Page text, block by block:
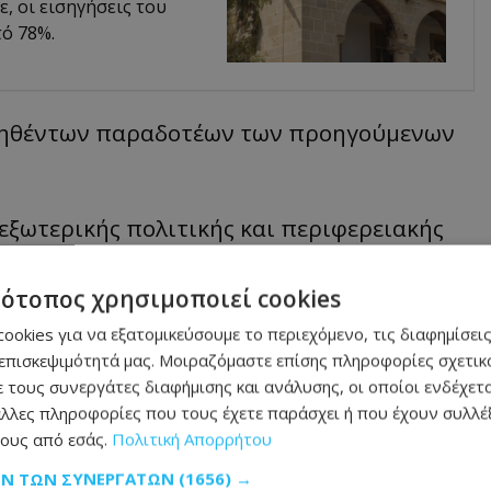
οι εισηγήσεις του
78%.
παραδοτέων των προηγούμενων
πολιτικής και περιφερειακής
και της επικείμενης κυπριακής
σε μια κρίσιμη περίοδο, καθώς η Κύπρος
του Συμβουλίου της Ευρωπαϊκής
πως οι δύο κυβερνήσεις
τους σχέση σε έναν «μηχανισμό
χρησιμοποιεί cookies
για να εξατομικεύσουμε το περιεχόμενο, τις
μας. Μοιραζόμαστε επίσης πληροφορίες
συνεργάτες διαφήμισης και ανάλυσης, οι οποίοι
πληροφορίες που τους έχετε παράσχει ή που έχουν
από εσάς. Πολιτική Απορρήτου
ΤΩΝ ΣΥΝΕΡΓΑΤΏΝ (1656) →